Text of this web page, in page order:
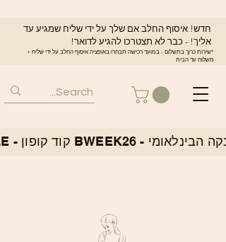
חדש! איסוף החלב אם שלך על ידי שליח שמגיע עד
אליך! - כבר לא תצטרכו להגיע לדואר!
*שירות כרוך בתשלום - במועד רכישה תבחרו באופציה איסוף החלב על ידי שליח +
משלוח עד הבית